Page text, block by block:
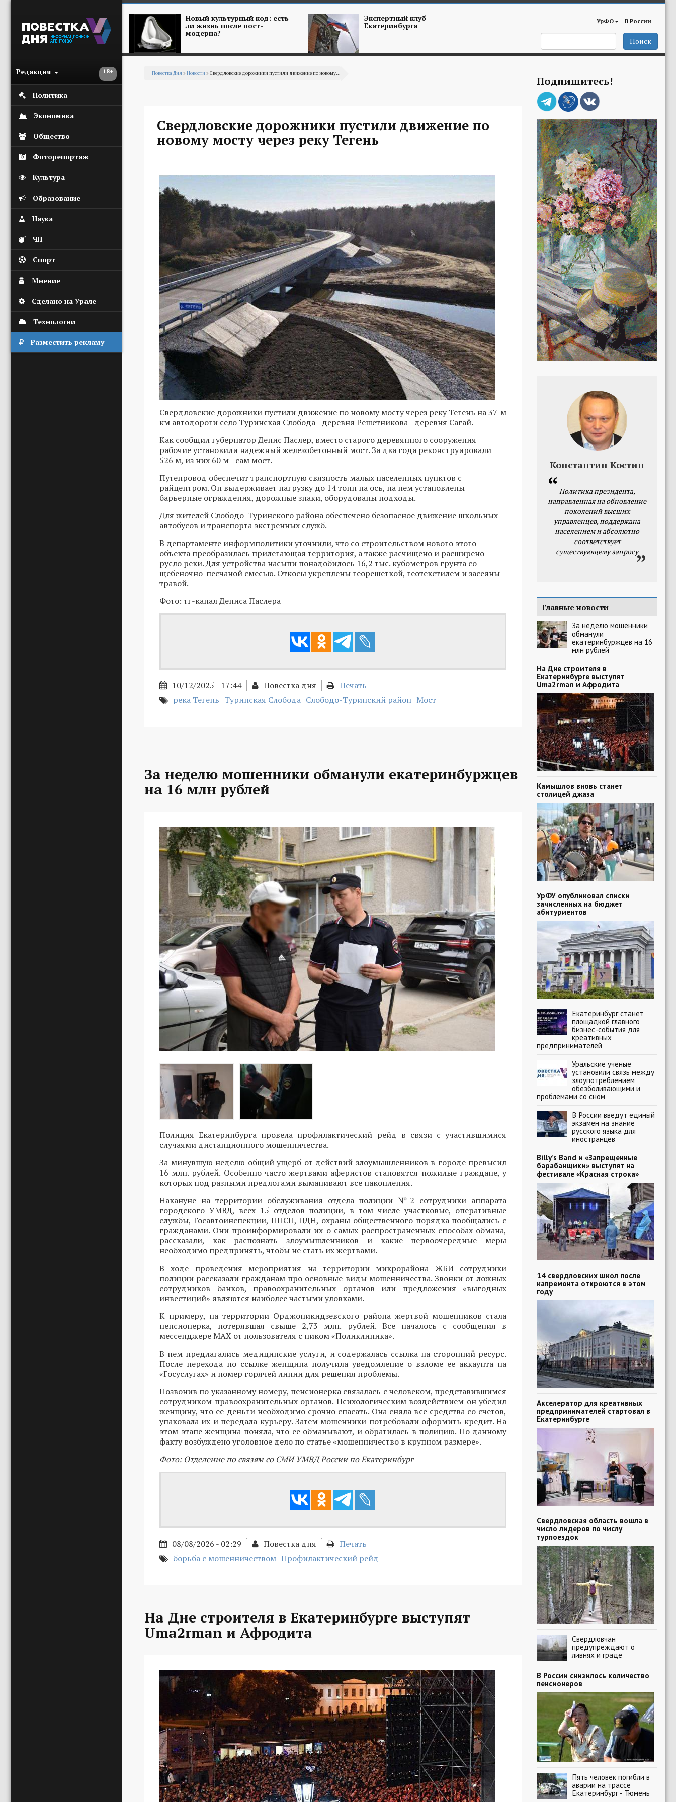
18+
Редакция
Политика
Экономика
Общество
Фоторепортаж
Культура
Образование
Наука
ЧП
Спорт
Мнение
Сделано на Урале
Технологии
Разместить рекламу
Новый культурный код: есть
ли жизнь после пост-
модерна?
Экспертный клуб
Екатеринбурга УрФО В России
Поиск
Повестка Дня» Новости» Свердловские дорожники пустили движение по новому...
Свердловские дорожники пустили движение по
новому мосту через реку Тегень
Свердловские дорожники пустили движение по новому мосту через реку Тегень на 37-м
км автодороги село Туринская Слобода - деревня Решетникова - деревня Сагай.
Как сообщил губернатор Денис Паслер, вместо старого деревянного сооружения
рабочие установили надежный железобетонный мост. За два года реконструировали
526 м, из них 60 м - сам мост.
Путепровод обеспечит транспортную связность малых населенных пунктов с
райцентром. Он выдерживает нагрузку до 14 тонн на ось, на нем установлены
барьерные ограждения, дорожные знаки, оборудованы подходы.
Для жителей Слободо-Туринского района обеспечено безопасное движение школьных
автобусов и транспорта экстренных служб.
В департаменте информполитики уточнили, что со строительством нового этого
объекта преобразилась прилегающая территория, а также расчищено и расширено
русло реки. Для устройства насыпи понадобилось 16,2 тыс. кубометров грунта со
щебеночно-песчаной смесью. Откосы укреплены георешеткой, геотекстилем и засеяны
травой.
Фото: тг-канал Дениса Паслера
10/12/2025 - 17:44 Повестка дня
Печать
река Тегень Туринская Слобода Слободо-Туринский район Мост
За неделю мошенники обманули екатеринбуржцев
на 16 млн рублей
Полиция Екатеринбурга провела профилактический рейд в связи с участившимися
случаями дистанционного мошенничества.
За минувшую неделю общий ущерб от действий злоумышленников в городе превысил
16 млн. рублей. Особенно часто жертвами аферистов становятся пожилые граждане, у
которых под разными предлогами выманивают все накопления.
Накануне на территории обслуживания отдела полиции №2 сотрудники аппарата
городского УМВД, всех 15 отделов полиции, в том числе участковые, оперативные
службы, Госавтоинспекции, ППСП, ПДН, охраны общественного порядка пообщались с
гражданами. Они проинформировали их о самых распространенных способах обмана,
рассказали, как распознать злоумышленников и какие первоочередные меры
необходимо предпринять, чтобы не стать их жертвами.
В ходе проведения мероприятия на территории микрорайона ЖБИ сотрудники
полиции рассказали гражданам про основные виды мошенничества. Звонки от ложных
сотрудников банков, правоохранительных органов или предложения «выгодных
инвестиций» являются наиболее частыми уловками.
К примеру, на территории Орджоникидзевского района жертвой мошенников стала
пенсионерка, потерявшая свыше 2,73 млн. рублей. Все началось с сообщения в
мессенджере MAX от пользователя с ником «Поликлиника».
В нем предлагались медицинские услуги, и содержалась ссылка на сторонний ресурс.
После перехода по ссылке женщина получила уведомление о взломе ее аккаунта на
«Госуслугах» и номер горячей линии для решения проблемы.
Позвонив по указанному номеру, пенсионерка связалась с человеком, представившимся
сотрудником правоохранительных органов. Психологическим воздействием он убедил
женщину, что ее деньги необходимо срочно спасать. Она сняла все средства со счетов,
упаковала их и передала курьеру. Затем мошенники потребовали оформить кредит. На
этом этапе женщина поняла, что ее обманывают, и обратилась в полицию. По данному
факту возбуждено уголовное дело по статье «мошенничество в крупном размере».
Фото: Отделение по связям со СМИ УМВД России по Екатеринбург
08/08/2026 - 02:29 Повестка дня
Печать
борьба с мошенничеством Профилактический рейд
На Дне строителя в Екатеринбурге выступят
Uma2rman и Афродита
Подпишитесь!
Константин Костин
Политика президента,
направленная на обновление
поколений высших
управленцев, поддержана
населением и абсолютно
соответствует
существующему запросу
Главные новости
За неделю мошенники
обманули
екатеринбуржцев на 16
млн рублей
На Дне строителя в
Екатеринбурге выступят
Uma2rman и Афродита
Камышлов вновь станет
столицей джаза
УрФУ опубликовал списки
зачисленных на бюджет
абитуриентов
Екатеринбург станет
площадкой главного
бизнес-события для
креативных
предпринимателей
Уральские ученые
установили связь между
злоупотреблением
обезболивающими и
проблемами со сном
В России введут единый
экзамен на знание
русского языка для
иностранцев
Billy’s Band и «Запрещенные
барабанщики» выступят на
фестивале «Красная строка»
14 свердловских школ после
капремонта откроются в этом
году
Акселератор для креативных
предпринимателей стартовал в
Екатеринбурге
Свердловская область вошла в
число лидеров по числу
турпоездок
Свердловчан
предупреждают о
ливнях и граде
В России снизилось количество
пенсионеров
Пять человек погибли в
аварии на трассе
Екатеринбург - Тюмень